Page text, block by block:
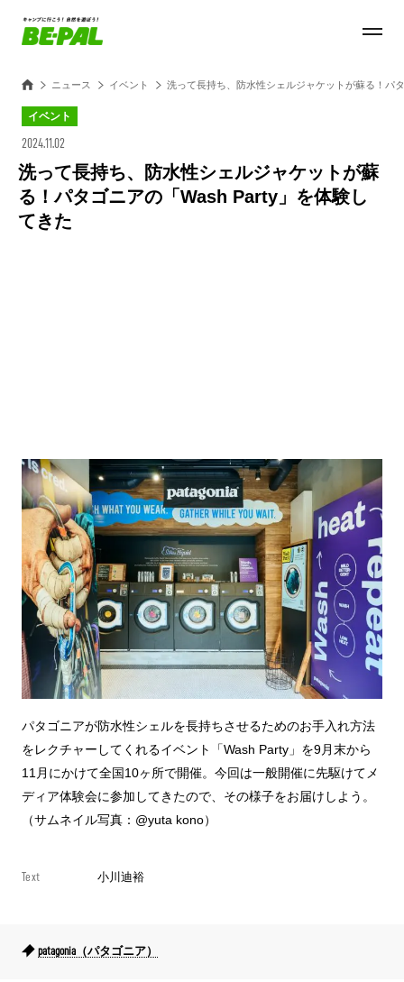
ニュース イベント 洗って長持ち、防水性シェルジャケットが蘇る！パ
イベント
2024.11.02
洗って長持ち、防水性シェルジャケットが蘇
る！パタゴニアの「Wash Party」を体験し
てきた
パタゴニアが防水性シェルを長持ちさせるためのお手入れ方法
をレクチャーしてくれるイベント「Wash Party」を9月末から
11月にかけて全国10ヶ所で開催。今回は一般開催に先駆けてメ
ディア体験会に参加してきたので、その様子をお届けしよう。
（サムネイル写真：@yuta kono）
Text 小川迪裕
patagonia（パタゴニア）